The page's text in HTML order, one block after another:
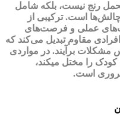
رنج نیست، بلکه شامل
است. ترکیبی از
عملی و فرصت‌های
مقاوم تبدیل می‌کند که
مشکلات برآیند. در مواردی
را مختل میکند،
است.